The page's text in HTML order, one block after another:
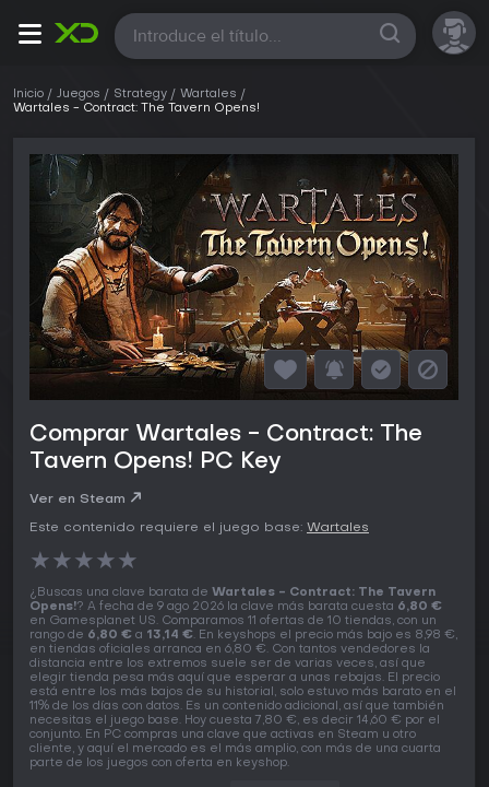
Todas
Inicio Juegos Strategy
Wartales
Wartales - Contract: The Tavern Opens!
Comprar Wartales - Contract: The
Tavern Opens! PC Key
Ver en Steam
Este contenido requiere el juego base: Wartales
★★★★★
¿Buscas una clave barata de Wartales - Contract: The Tavern
Opens!? A fecha de 9 ago 2026 la clave más barata cuesta 6,80 €
en Gamesplanet US. Comparamos 11 ofertas de 10 tiendas, con un
rango de 6,80 € a 13,14 €. En keyshops el precio más bajo es 8,98 €,
en tiendas oficiales arranca en 6,80 €. Con tantos vendedores la
distancia entre los extremos suele ser de varias veces, así que
elegir tienda pesa más aquí que esperar a unas rebajas. El precio
está entre los más bajos de su historial, solo estuvo más barato en el
11% de los días con datos. Es un contenido adicional, así que también
necesitas el juego base. Hoy cuesta 7,80 €, es decir 14,60 € por el
conjunto. En PC compras una clave que activas en Steam u otro
cliente, y aquí el mercado es el más amplio, con más de una cuarta
parte de los juegos con oferta en keyshop.